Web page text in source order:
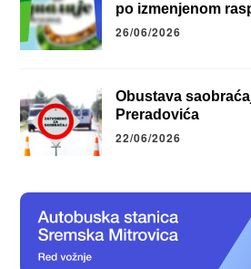
po izmenjenom
26/06/2026
Obustava
Preradovića
22/06/2026